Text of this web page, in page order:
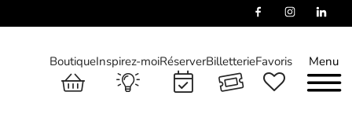
Menu
BoutiqueInspirez-moiRéserverBilletterieFavoris